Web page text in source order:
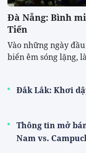
Đà Nẵng: Bình
Tiến
Vào những ngày
biển êm sóng lặng,
Đắk Lắk: Khơi
Thông tin mở
Nam vs.